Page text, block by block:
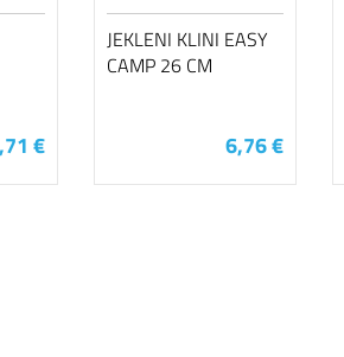
€
JEKLENI KLINI EASY
CAMP 26 CM
6,76 €